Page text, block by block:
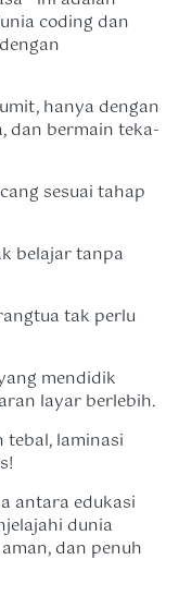
coding dan
hanya dengan
dan bermain teka-
sesuai tahap
belajar tanpa
tak perlu
mendidik
layar berlebih.
tebal, laminasi
antara edukasi
dunia
dan penuh